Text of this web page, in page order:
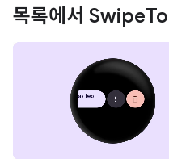
목록에서 SwipeTo